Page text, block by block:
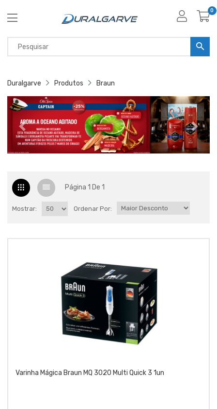
0
Duralgarve Produtos Braun
Página 1 De 1
Mostrar: Ordenar Por:
Varinha Mágica Braun MQ 3020 Multi Quick 3 1un